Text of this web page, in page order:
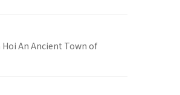
An Ancient Town of